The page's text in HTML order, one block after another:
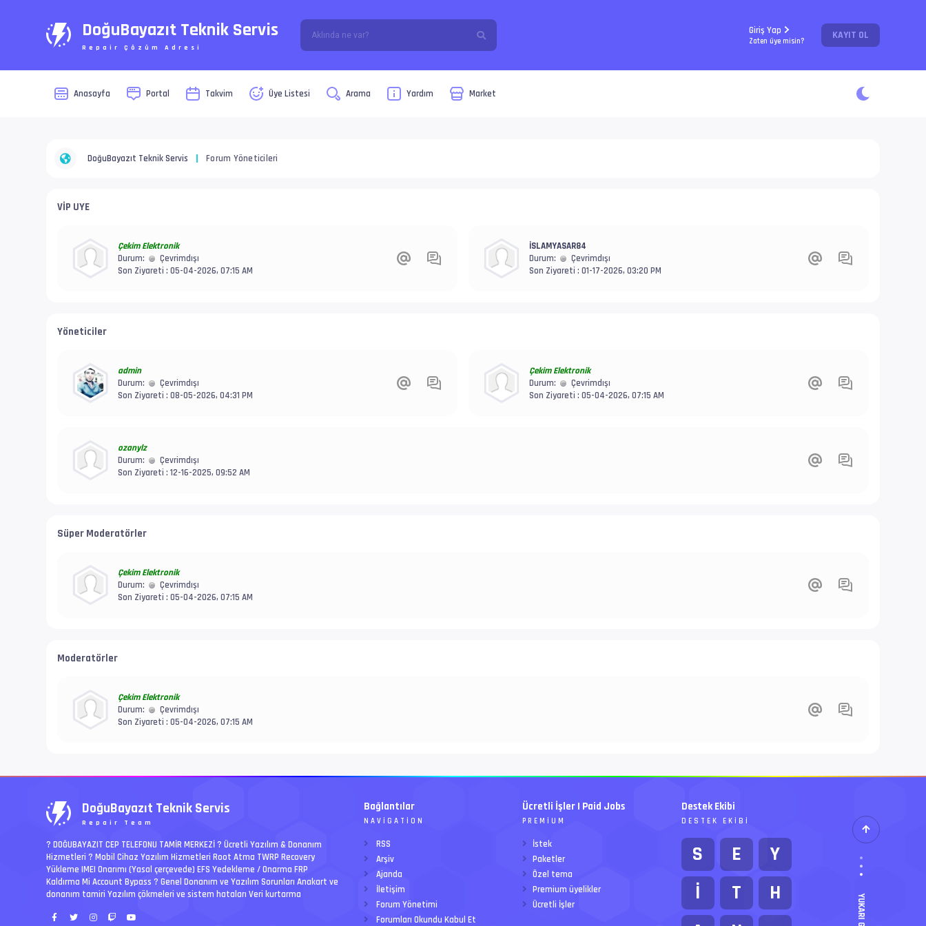
DoğuBayazıt Teknik Servis
Repair Çözüm Adresi
Giriş Yap
Zaten üye misin? KAYIT OL
Anasayfa Portal Takvim Üye Listesi Arama Yardım Market
DoğuBayazıt Teknik Servis Forum Yöneticileri
VİP UYE
Çekim Elektronik
Durum:
Çevrimdışı
Son Ziyareti : 05-04-2026, 07:15 AM
İSLAMYASAR84
Durum:
Çevrimdışı
Son Ziyareti : 01-17-2026, 03:20 PM
Yöneticiler
admin
Durum:
Çevrimdışı
Son Ziyareti : 08-05-2026, 04:31 PM
Çekim Elektronik
Durum:
Çevrimdışı
Son Ziyareti : 05-04-2026, 07:15 AM
ozanylz
Durum:
Çevrimdışı
Son Ziyareti : 12-16-2025, 09:52 AM
Süper Moderatörler
Çekim Elektronik
Durum:
Çevrimdışı
Son Ziyareti : 05-04-2026, 07:15 AM
Moderatörler
Çekim Elektronik
Durum:
Çevrimdışı
Son Ziyareti : 05-04-2026, 07:15 AM
DoğuBayazıt Teknik Servis
Repair Team
? DOĞUBAYAZIT CEP TELEFONU TAMİR MERKEZİ ?️ Ücretli Yazılım & Donanım
Hizmetleri ? Mobil Cihaz Yazılım Hizmetleri Root Atma TWRP Recovery
Yükleme IMEI Onarımı (Yasal çerçevede) EFS Yedekleme / Onarma FRP
Kaldırma Mi Account Bypass ? Genel Donanım ve Yazılım Sorunları Anakart ve
donanım tamiri Yazılım çökmeleri ve sistem hataları Veri kurtarma
Bağlantılar
NAVIGATION
RSS
Arşiv
Ajanda
İletişim
Forum Yönetimi
Forumları Okundu Kabul Et
Ücretli İşler | Paid Jobs
PREMIUM
İstek
Paketler
Özel tema
Premium üyelikler
Ücretli İşler
Destek Ekibi
DESTEK EKIBI
S E
Y
İ
T
H
YUKARI GIT